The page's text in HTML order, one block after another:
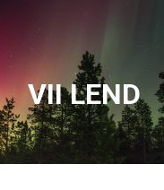
VII LEND